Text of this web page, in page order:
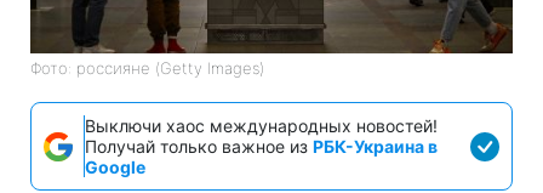
Фото: россияне (Getty Images)
Выключи хаос международных новостей!
Получай только важное из РБК-Украина в
Google